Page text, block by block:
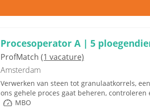
Procesoperator A | 5
ProfMatch (1 vacature)
Amsterdam
Verwerken van steen tot granulaatkorrels,
ons gehele proces gaat beheren,
MBO